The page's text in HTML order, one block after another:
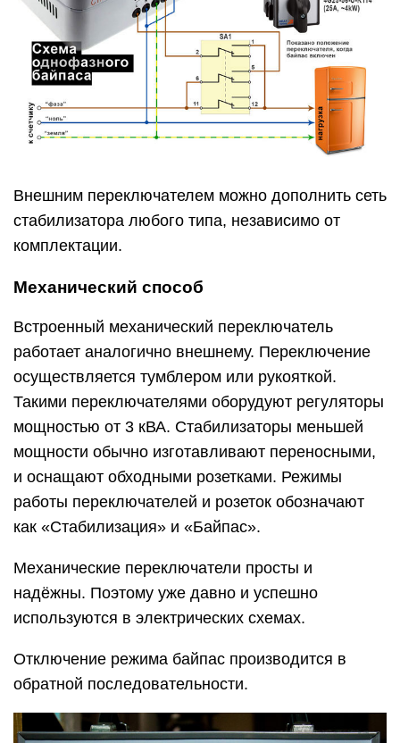
Внешним переключателем можно дополнить сеть
стабилизатора любого типа, независимо от
комплектации.
Механический способ
Встроенный механический переключатель
работает аналогично внешнему. Переключение
осуществляется тумблером или рукояткой.
Такими переключателями оборудуют регуляторы
мощностью от 3 кВА. Стабилизаторы меньшей
мощности обычно изготавливают переносными,
и оснащают обходными розетками. Режимы
работы переключателей и розеток обозначают
как «Стабилизация» и «Байпас».
Механические переключатели просты и
надёжны. Поэтому уже давно и успешно
используются в электрических схемах.
Отключение режима байпас производится в
обратной последовательности.